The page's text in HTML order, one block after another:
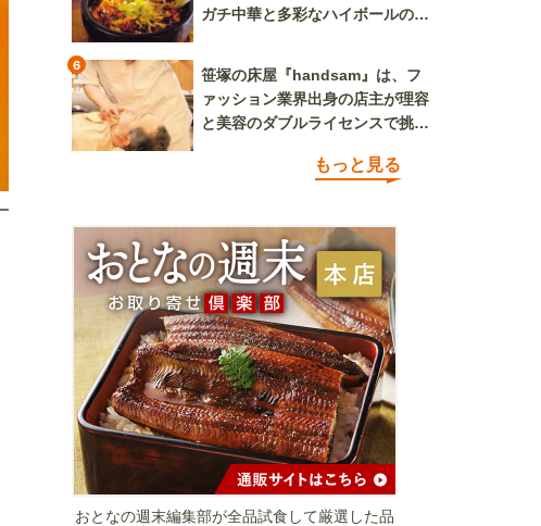
ガチ中華と多彩なハイボールの組
6
笹塚の床屋『handsam』は、フ
ァッション業界出身の店主が理容
と美容のダブルライセンスで挑む
もっと見る
おとなの週末編集部が全品試食して厳選した品